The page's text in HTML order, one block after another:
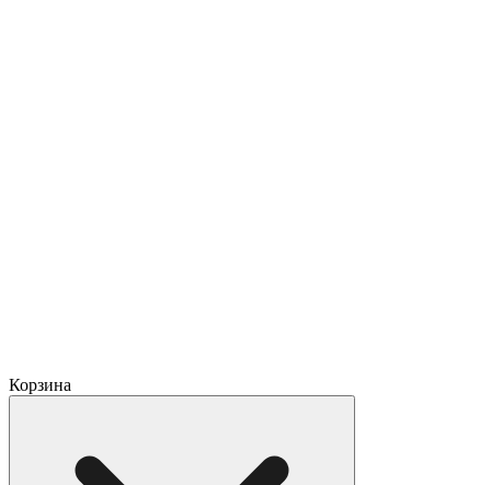
Корзина